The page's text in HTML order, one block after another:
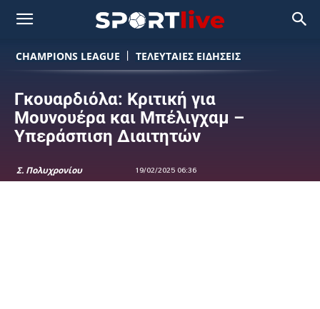
CHAMPIONS LEAGUE ΤΕΛΕΥΤΑΙΕΣ ΕΙΔΗΣΕΙΣ
Γκουαρδιόλα: Κριτική για
Μουνουέρα και Μπέλιγχαμ –
Υπεράσπιση Διαιτητών
Σ. Πολυχρονίου 19/02/2025 06:36